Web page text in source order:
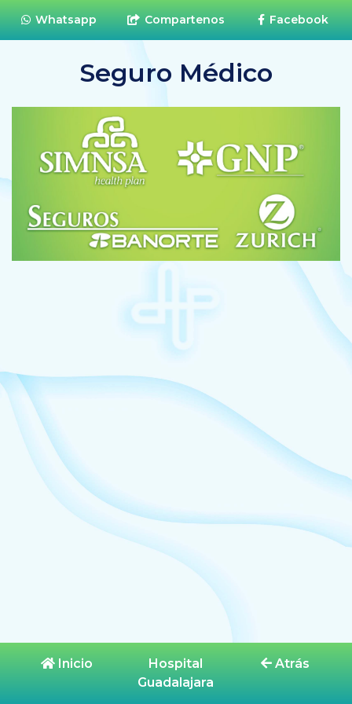
Whatsapp Compartenos Facebook
Seguro Médico
Inicio
Hospital
Guadalajara
Atrás